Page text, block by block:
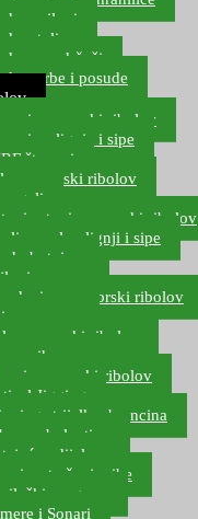
najloni
stolice
arm držači
torbe i posude
za morski ribolov
za lignje i sipe
štapovi
za morski ribolov
setovi za morski ribolov
za lov lignji i sipe
hobotnice
za more
za morski ribolov
za more
za morski ribolov
prihrana za more
za morski ribolov
Jigging
strijelke, brancina
za bolentino
odijela
za traženje ribe
program
i Sonari